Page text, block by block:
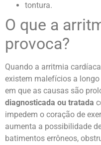
tontura.
O que a
provoca?
Quando a arritmia
existem malefícios a
em que as causas são
diagnosticada ou tratada
impedem o coração de
aumenta a possibilidade
batimentos errôneos,